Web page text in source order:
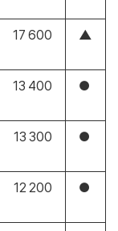
17 600 ▲
13 400 ●
13 300 ●
12 200 ●